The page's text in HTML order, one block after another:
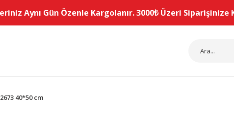
Aynı Gün Özenle Kargolanır. 3000₺ Üzeri Siparişinize
40*50 cm